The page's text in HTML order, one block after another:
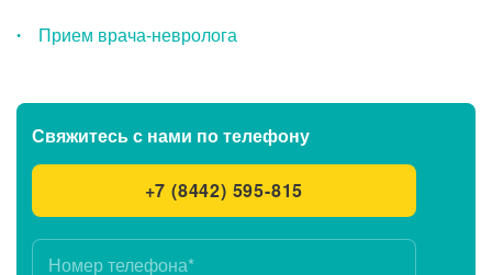
Прием врача-невролога
Свяжитесь с нами по телефону
+7 (8442) 595-815